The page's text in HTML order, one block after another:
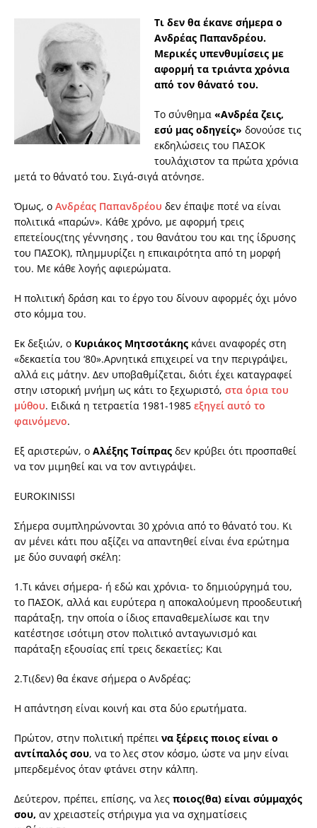
Τι δεν θα έκανε σήμερα ο
Ανδρέας Παπανδρέου.
Μερικές υπενθυμίσεις με
αφορμή τα τριάντα χρόνια
από τον θάνατό του.
Το σύνθημα «Ανδρέα ζεις,
εσύ μας οδηγείς» δονούσε τις
εκδηλώσεις του ΠΑΣΟΚ
τουλάχιστον τα πρώτα χρόνια
μετά το θάνατό του. Σιγά-σιγά ατόνησε.
Όμως, ο Ανδρέας Παπανδρέου δεν έπαψε ποτέ να είναι
πολιτικά «παρών». Κάθε χρόνο, με αφορμή τρεις
επετείους(της γέννησης , του θανάτου του και της ίδρυσης
του ΠΑΣΟΚ), πλημμυρίζει η επικαιρότητα από τη μορφή
του. Με κάθε λογής αφιερώματα.
Η πολιτική δράση και το έργο του δίνουν αφορμές όχι μόνο
στο κόμμα του.
Εκ δεξιών, ο Κυριάκος Μητσοτάκης κάνει αναφορές στη
«δεκαετία του ‘80».Αρνητικά επιχειρεί να την περιγράψει,
αλλά εις μάτην. Δεν υποβαθμίζεται, διότι έχει καταγραφεί
στην ιστορική μνήμη ως κάτι το ξεχωριστό, στα όρια του
μύθου. Ειδικά η τετραετία 1981-1985 εξηγεί αυτό το
φαινόμενο.
Εξ αριστερών, ο Αλέξης Τσίπρας δεν κρύβει ότι προσπαθεί
να τον μιμηθεί και να τον αντιγράψει.
EUROKINISSI
Σήμερα συμπληρώνονται 30 χρόνια από το θάνατό του. Κι
αν μένει κάτι που αξίζει να απαντηθεί είναι ένα ερώτημα
με δύο συναφή σκέλη:
1.Τι κάνει σήμερα- ή εδώ και χρόνια- το δημιούργημά του,
το ΠΑΣΟΚ, αλλά και ευρύτερα η αποκαλούμενη προοδευτική
παράταξη, την οποία ο ίδιος επαναθεμελίωσε και την
κατέστησε ισότιμη στον πολιτικό ανταγωνισμό και
παράταξη εξουσίας επί τρεις δεκαετίες; Και
2.Τι(δεν) θα έκανε σήμερα ο Ανδρέας;
Η απάντηση είναι κοινή και στα δύο ερωτήματα.
Πρώτον, στην πολιτική πρέπει να ξέρεις ποιος είναι ο
αντίπαλός σου, να το λες στον κόσμο, ώστε να μην είναι
μπερδεμένος όταν φτάνει στην κάλπη.
Δεύτερον, πρέπει, επίσης, να λες ποιος(θα) είναι σύμμαχός
σου, αν χρειαστείς στήριγμα για να σχηματίσεις